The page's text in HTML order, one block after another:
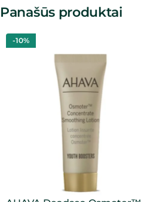
Panašūs produktai
-10%